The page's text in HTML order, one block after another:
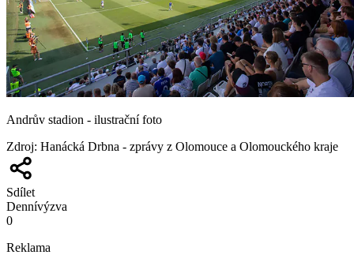
Andrův stadion - ilustrační foto
Zdroj: Hanácká Drbna - zprávy z Olomouce a Olomouckého kraje
Sdílet
Dennívýzva
0
Reklama